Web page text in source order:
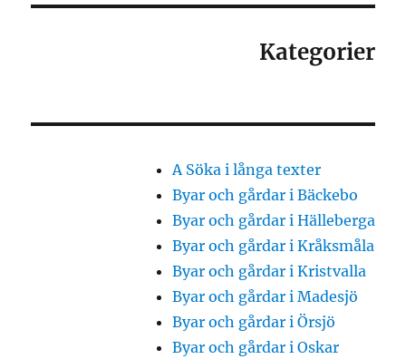
Kategorier
A Söka i långa texter
Byar och gårdar i Bäckebo
Byar och gårdar i Hälleberga
Byar och gårdar i Kråksmåla
Byar och gårdar i Kristvalla
Byar och gårdar i Madesjö
Byar och gårdar i Örsjö
Byar och gårdar i Oskar